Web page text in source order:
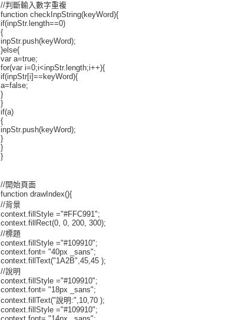
//判斷輸入數字重複
function checkInpString(keyWord){
if(inpStr.length==0)
{
inpStr.push(keyWord);
}else{
var a=true;
for(var i=0;i<inpStr.length;i++){
if(inpStr[i]==keyWord){
a=false;
}
}
if(a)
{
inpStr.push(keyWord);
}
}
}
//開始頁面
function drawIndex(){
//背景
context.fillStyle ="#FFC991";
context.fillRect(0, 0, 200, 300);
//標題
context.fillStyle ="#109910";
context.font= "40px _sans";
context.fillText("1A2B",45,45 );
//說明
context.fillStyle ="#109910";
context.font= "18px _sans";
context.fillText("說明:",10,70 );
context.fillStyle ="#109910";